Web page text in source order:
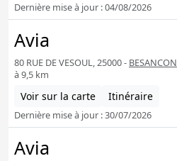
Dernière mise à jour : 04/08/2026
Avia
80 RUE DE VESOUL, 25000 - BESANCON
à 9,5 km
Voir sur la carte Itinéraire
Dernière mise à jour : 30/07/2026
Avia